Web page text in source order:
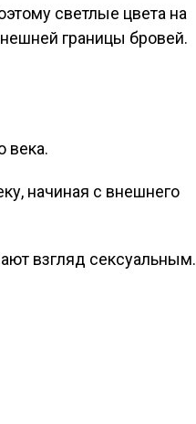
светлые цвета на
границы бровей.
века.
начиная с внешнего
взгляд сексуальным.